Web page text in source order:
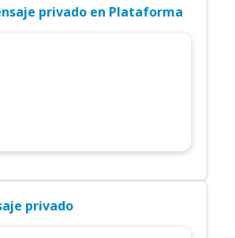
privado en Plataforma
privado